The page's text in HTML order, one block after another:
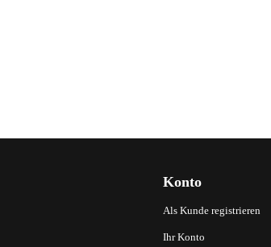
Konto
Als Kunde registrieren
Ihr Konto